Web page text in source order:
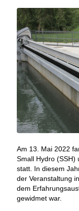
Am 13. Mai 2022
Small Hydro (SSH)
statt. In diesem
der Veranstaltung
dem
gewidmet war.